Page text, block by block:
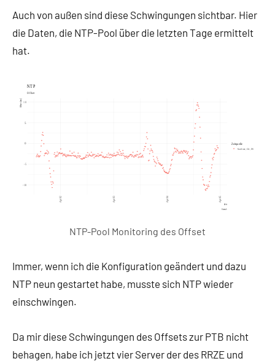
Auch von außen sind diese Schwingungen sichtbar. Hier
die Daten, die NTP-Pool über die letzten Tage ermittelt
hat.
NTP-Pool Monitoring des Offset
Immer, wenn ich die Konfiguration geändert und dazu
NTP neun gestartet habe, musste sich NTP wieder
einschwingen.
Da mir diese Schwingungen des Offsets zur PTB nicht
behagen, habe ich jetzt vier Server der des RRZE und